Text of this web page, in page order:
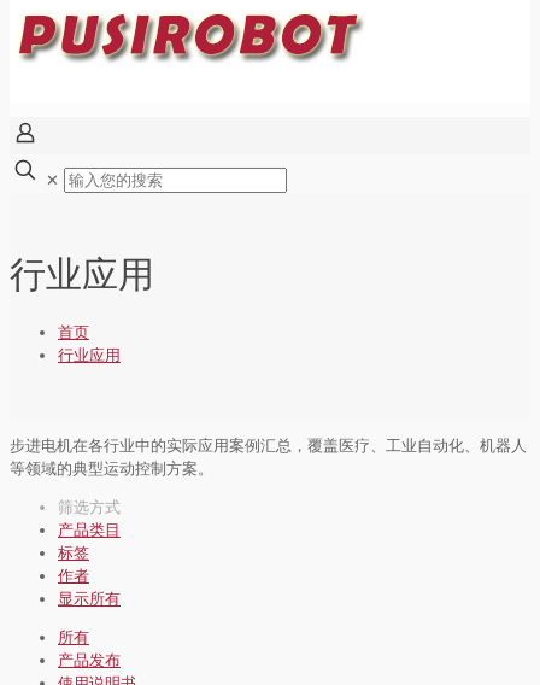
✕
行业应用
首页
行业应用
步进电机在各行业中的实际应用案例汇总，覆盖医疗、工业自动化、机器人
等领域的典型运动控制方案。
筛选方式
产品类目
标签
作者
显示所有
所有
产品发布